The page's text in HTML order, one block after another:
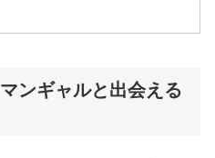
ンギャルと出会える